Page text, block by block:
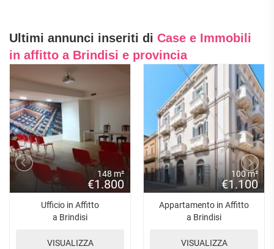
Ultimi annunci inseriti di Case e Immobili
in affitto a Brindisi e provincia
148 m²
€1.800
Ufficio in Affitto
a Brindisi
VISUALIZZA
100 m²
€1.100
Appartamento in Affitto
a Brindisi
VISUALIZZA